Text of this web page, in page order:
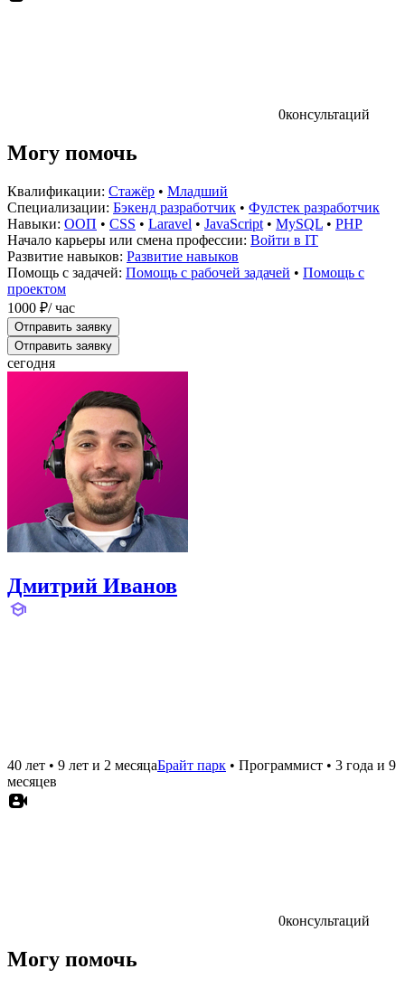
0консультаций
Могу помочь
Квалификации: Стажёр • Младший
Специализации: Бэкенд разработчик • Фулстек разработчик
Навыки: ООП • CSS • Laravel • JavaScript • MySQL • PHP
Начало карьеры или смена профессии: Войти в IT
Развитие навыков: Развитие навыков
Помощь с задачей: Помощь с рабочей задачей • Помощь с
проектом
1000 ₽/ час
Отправить заявку
Отправить заявку
сегодня
Дмитрий Иванов
40 лет • 9 лет и 2 месяцаБрайт парк • Программист • 3 года и 9
месяцев
0консультаций
Могу помочь